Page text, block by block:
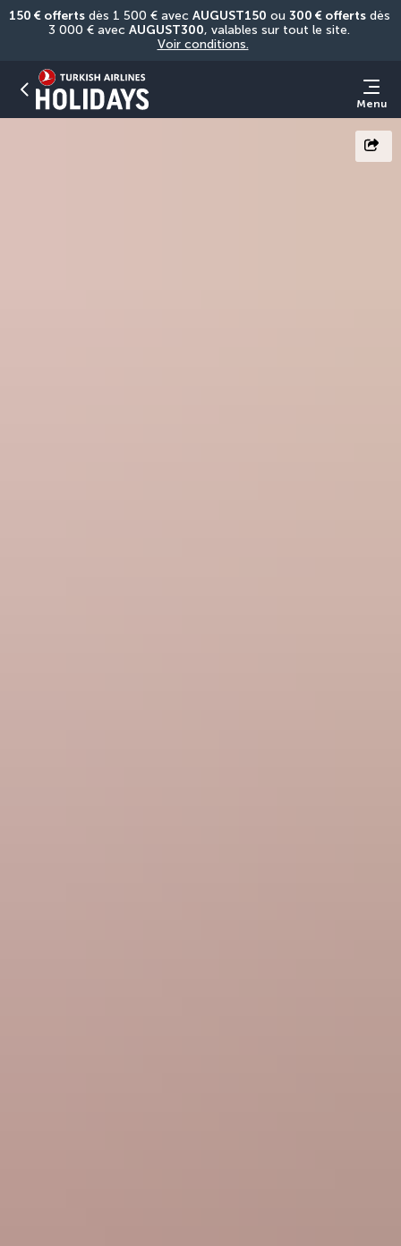
150 € offerts dès 1 500 € avec AUGUST150 ou 300 € offerts dès
3 000 € avec AUGUST300
Voir conditions.
Menu